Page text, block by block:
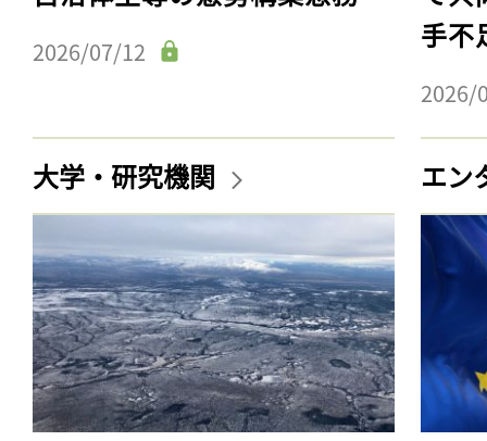
2026/07/12
手不
2026/
大学・研究機関 エン